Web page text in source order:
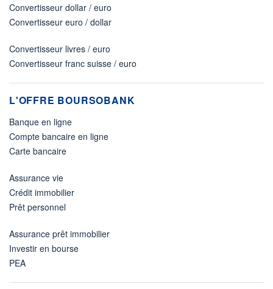
Convertisseur dollar / euro
Convertisseur euro / dollar
Convertisseur livres / euro
Convertisseur franc suisse / euro
L'OFFRE BOURSOBANK
Banque en ligne
Compte bancaire en ligne
Carte bancaire
Assurance vie
Crédit immobilier
Prêt personnel
Assurance prêt immobilier
Investir en bourse
PEA